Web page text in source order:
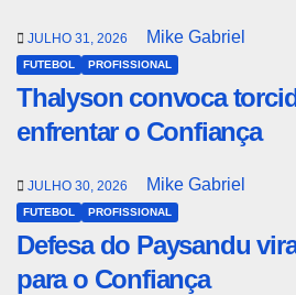
JULHO 31, 2026 Mike Gabriel
FUTEBOL PROFISSIONAL
Thalyson convoca
enfrentar o Confiança
JULHO 30, 2026 Mike Gabriel
FUTEBOL PROFISSIONAL
Defesa do Paysandu
para o Confiança